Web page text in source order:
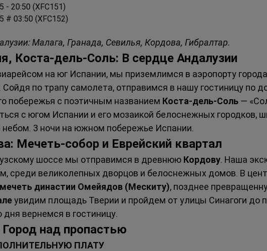
- 20:50 (XFC151)
# 03:50 (XFC152)
Малага, Гранада, Севилья, Кордова, Гибралтар.
Коста-дель-Соль: В сердце Андалузии
на юг Испании, мы приземлимся в аэропорту города
по трапу самолета, отправимся в нашу гостиницу по
побережья с поэтичным названием Коста-дель-Соль —
с югом Испании и его мозаикой белоснежных городков,
3 ночи на южном побережье Испании.
Мечеть-собор и Еврейский квартал
шоссе мы отправимся в древнюю Кордову. Наша
среди великолепных дворцов и белоснежных домов. В
династии Омейядов (Мескиту), позднее
увидим площадь Тверии и пройдем от улицы Синагоги до
вернемся в гостиницу.
над пропастью
ПЛАТУ